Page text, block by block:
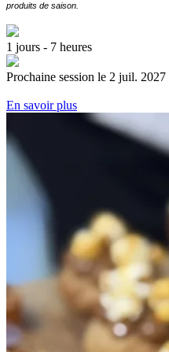
produits de saison.
1 jours - 7 heures
Prochaine session le 2 juil. 2027
En savoir plus